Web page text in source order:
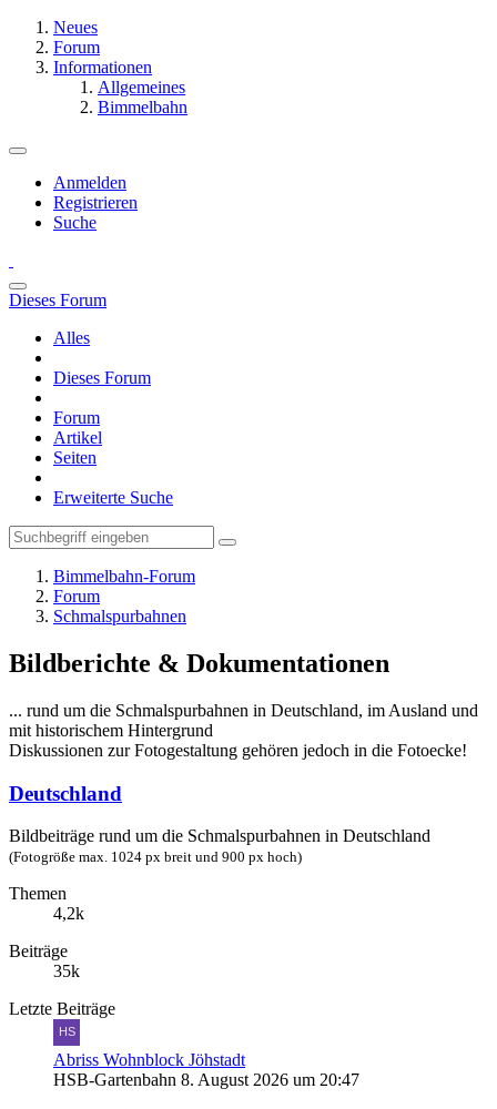
Neues
Forum
Informationen
Allgemeines
Bimmelbahn
Anmelden
Registrieren
Suche
Dieses Forum
Alles
Dieses Forum
Forum
Artikel
Seiten
Erweiterte Suche
Bimmelbahn-Forum
Forum
Schmalspurbahnen
Bildberichte & Dokumentationen
... rund um die Schmalspurbahnen in Deutschland, im Ausland und
mit historischem Hintergrund
Diskussionen zur Fotogestaltung gehören jedoch in die Fotoecke!
Deutschland
Bildbeiträge rund um die Schmalspurbahnen in Deutschland
(Fotogröße max. 1024 px breit und 900 px hoch)
Themen
4,2k
Beiträge
35k
Letzte Beiträge
Abriss Wohnblock Jöhstadt
HSB-Gartenbahn 8. August 2026 um 20:47